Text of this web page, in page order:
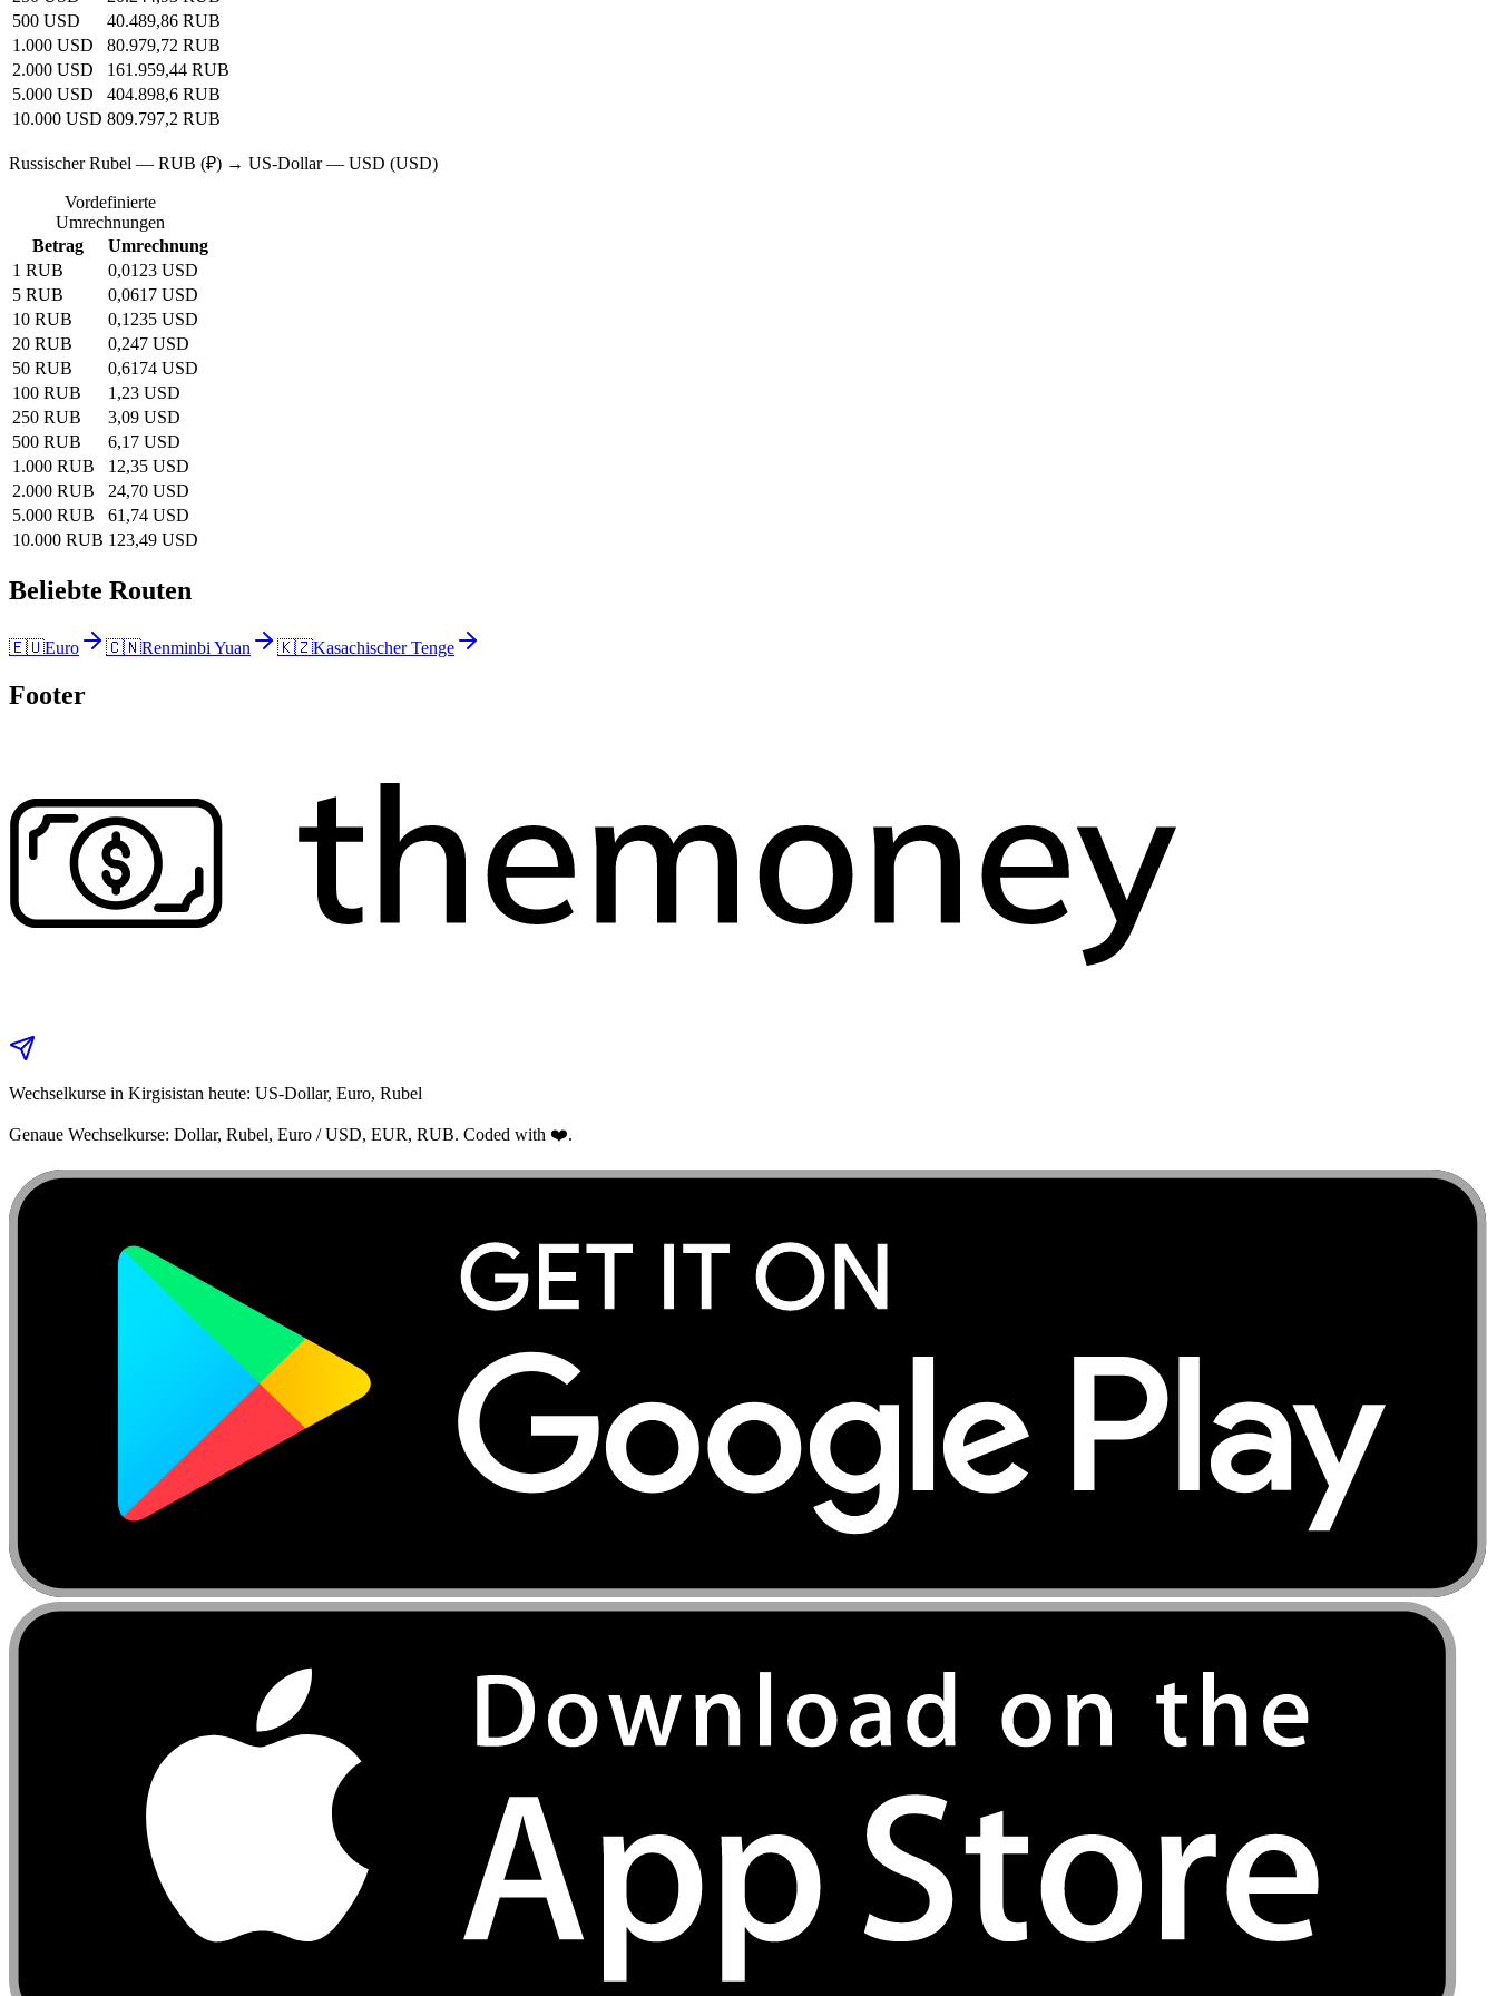
500 USD
40.489,86 RUB
1.000 USD
80.979,72 RUB
2.000 USD
161.959,44 RUB
5.000 USD
404.898,6 RUB
10.000 USD 809.797,2 RUB
Russischer Rubel — RUB (₽) → US-Dollar — USD (USD)
Vordefinierte
Umrechnungen
Betrag
Umrechnung
1 RUB
0,0123 USD
5 RUB
0,0617 USD
10 RUB
0,1235 USD
20 RUB
0,247 USD
50 RUB
0,6174 USD
100 RUB
1,23 USD
250 RUB
3,09 USD
500 RUB
6,17 USD
1.000 RUB
12,35 USD
2.000 RUB
24,70 USD
5.000 RUB
61,74 USD
10.000 RUB 123,49 USD
Beliebte Routen
🇪🇺Euro 🇨🇳Renminbi Yuan 🇰🇿Kasachischer Tenge
Footer
Wechselkurse in Kirgisistan heute: US-Dollar, Euro, Rubel
Genaue Wechselkurse: Dollar, Rubel, Euro / USD, EUR, RUB. Coded with ❤️.